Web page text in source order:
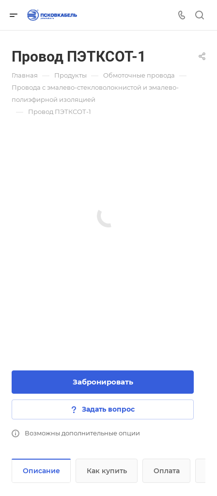
Провод ПЭТКСОТ-1
Главная — Продукты — Обмоточные провода —
Провода с эмалево-стекловолокнистой и эмалево-
полиэфирной изоляцией
— Провод ПЭТКСОТ-1
Забронировать
Задать вопрос
Возможны дополнительные опции
Описание Как купить Оплата